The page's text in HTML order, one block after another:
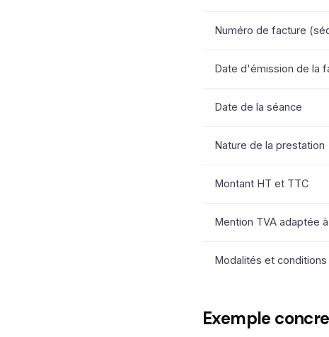
Numéro de facture
Date d'émission de la
Date de la séance
Nature de la prestation
Montant HT et TTC
Mention TVA adaptée
Modalités et
Exemple